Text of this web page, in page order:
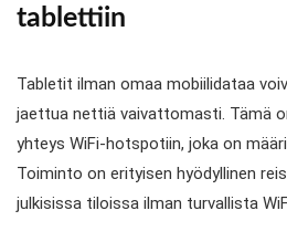
tablettiin
Tabletit ilman omaa mobiilidataa
jaettua nettiä vaivattomasti. Tämä
yhteys WiFi-hotspotiin, joka on
Toiminto on erityisen hyödyllinen
julkisissa tiloissa ilman turvallista